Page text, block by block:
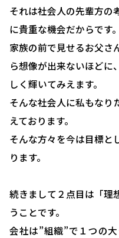
それは社会人の先輩方の
に貴重な機会だからです。
家族の前で見せるお父さ
ら想像が出来ないほどに
しく輝いてみえます。
そんな社会人に私もなり
えております。
そんな方々を今は目標と
ります。
続きまして２点目は「理
うことです。
会社は”組織”で１つの